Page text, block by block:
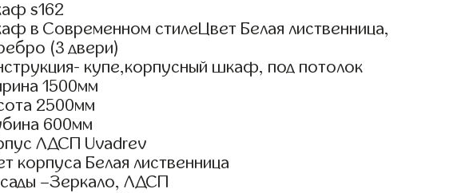
s162
в Современном стилеЦвет Белая лиственница,
(3 двери)
купе,корпусный шкаф, под потолок
1500мм
2500мм
600мм
ЛДСП Uvadrev
корпуса Белая лиственница
–Зеркало, ЛДСП